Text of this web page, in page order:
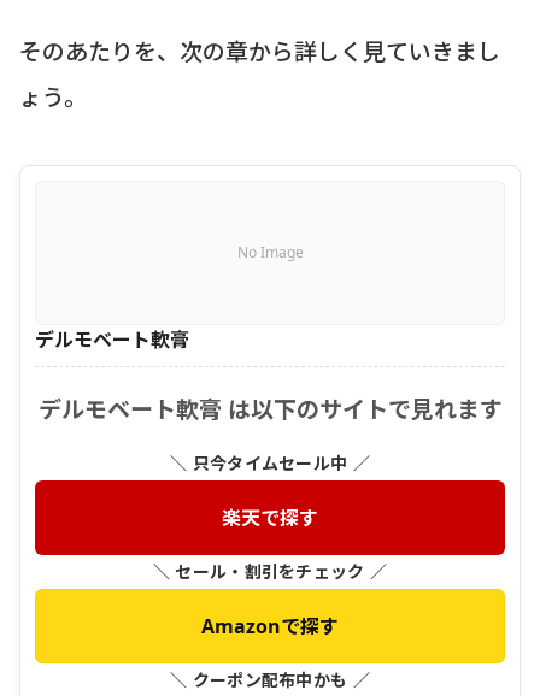
そのあたりを、次の章から詳しく見ていきまし
ょう。
No Image
デルモベート軟膏
デルモベート軟膏 は以下のサイトで見れます
＼ 只今タイムセール中 ／
楽天で探す
＼ セール・割引をチェック ／
Amazonで探す
＼ クーポン配布中かも ／